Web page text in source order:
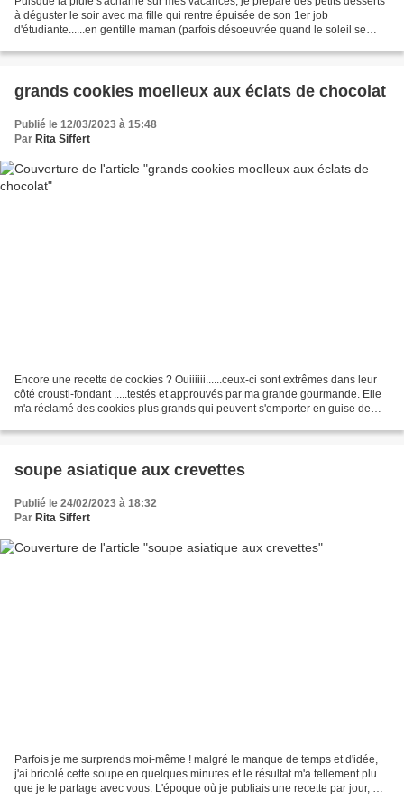
à déguster le soir avec ma fille qui rentre épuisée de son 1er job
d'étudiante......en gentille maman (parfois désoeuvrée quand le soleil se
grands cookies moelleux aux éclats de chocolat
Publié le 12/03/2023 à 15:48
Par Rita Siffert
Encore une recette de cookies ? Ouiiiiii......ceux-ci sont extrêmes dans leur
côté crousti-fondant .....testés et approuvés par ma grande gourmande. Elle
m'a réclamé des cookies plus grands qui peuvent s'emporter en guise de
soupe asiatique aux crevettes
Publié le 24/02/2023 à 18:32
Par Rita Siffert
Parfois je me surprends moi-même ! malgré le manque de temps et d'idée,
j'ai bricolé cette soupe en quelques minutes et le résultat m'a tellement plu
que je le partage avec vous. L'époque où je publiais une recette par jour, me